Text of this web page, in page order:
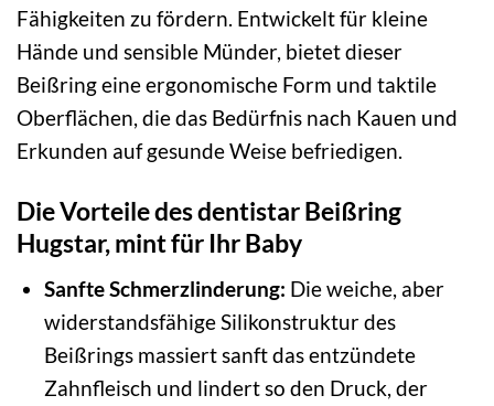
Fähigkeiten zu fördern. Entwickelt für kleine
Hände und sensible Münder, bietet dieser
Beißring eine ergonomische Form und taktile
Oberflächen, die das Bedürfnis nach Kauen und
Erkunden auf gesunde Weise befriedigen.
Die Vorteile des dentistar Beißring
Hugstar, mint für Ihr Baby
Sanfte Schmerzlinderung: Die weiche, aber
widerstandsfähige Silikonstruktur des
Beißrings massiert sanft das entzündete
Zahnfleisch und lindert so den Druck, der